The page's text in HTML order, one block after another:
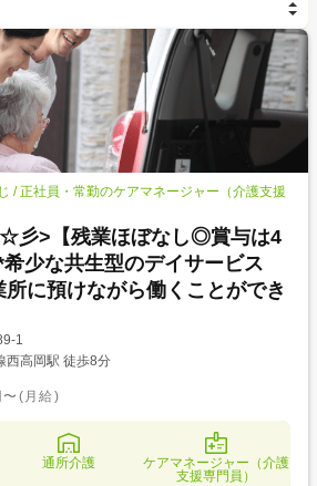
/ 正社員・常勤のケアマネージャー（介護支援
彡>【残業ほぼなし◎賞与は4
少な共生型のデイサービス
に預けながら働くことができ
1
西高岡駅 徒歩8分
〜(月給)
通所介護
ケアマネージャー（介護
支援専門員）